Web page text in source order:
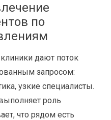
по
дают поток
запросом:
узкие специалисты.
роль
что рядом есть